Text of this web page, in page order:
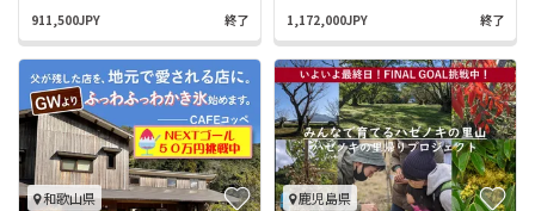
911,500JPY 終了 1,172,000JPY 終了
和歌山県 鹿児島県